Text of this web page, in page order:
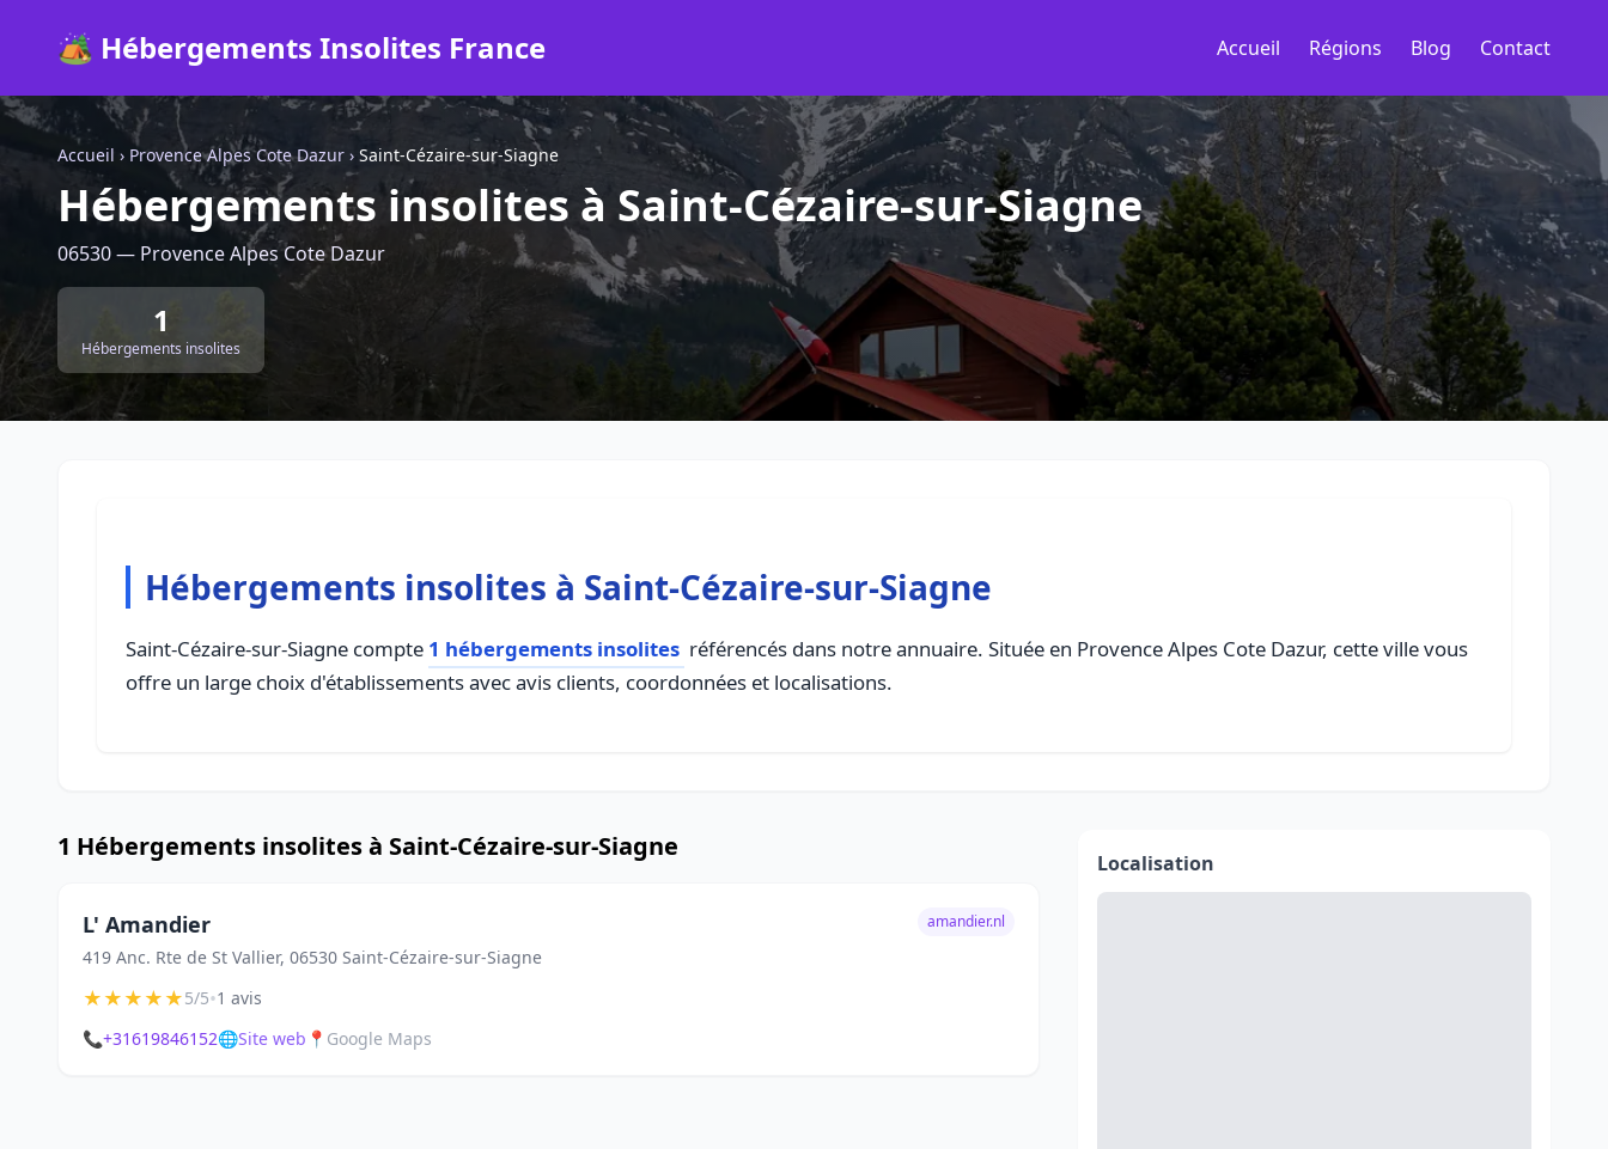
🏕️ Hébergements Insolites France Accueil Régions Blog Contact
Accueil › Provence Alpes Cote Dazur › Saint-Cézaire-sur-Siagne
Hébergements insolites à Saint-Cézaire-sur-Siagne
06530 — Provence Alpes Cote Dazur
1
Hébergements insolites
Hébergements insolites à Saint-Cézaire-sur-Siagne
Saint-Cézaire-sur-Siagne compte 1 hébergements insolites référencés dans notre annuaire. Située en Provence Alpes Cote Dazur, cette ville vous
offre un large choix d'établissements avec avis clients, coordonnées et localisations.
1 Hébergements insolites à Saint-Cézaire-sur-Siagne
L' Amandier
419 Anc. Rte de St Vallier, 06530 Saint-Cézaire-sur-Siagne
amandier.nl
★★★★★5/5•1 avis
📞+31619846152🌐Site web 📍 Google Maps
Localisation